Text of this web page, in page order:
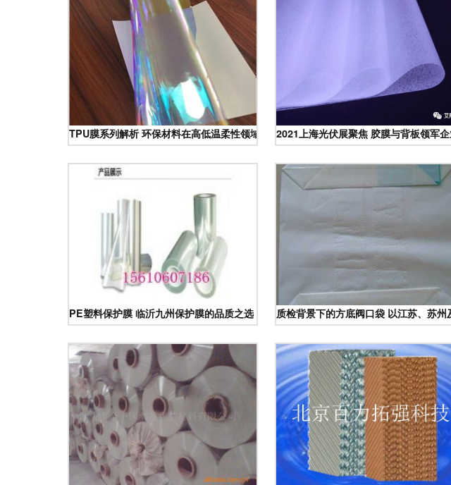
TPU膜系列解析 环保材料在高低温柔性领域的应用前景2021上海光伏展聚焦 胶膜与背板领军
PE塑料保护膜 临沂九州保护膜的品质之选 质检背景下的方底阀口袋 以江苏、苏州